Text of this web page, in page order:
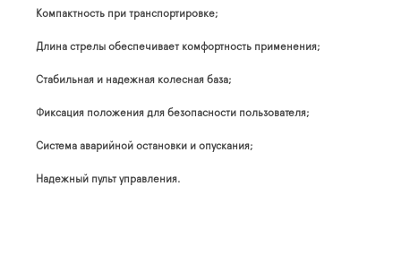
Компактность при транспортировке;
Длина стрелы обеспечивает комфортность применения;
Стабильная и надежная колесная база;
Фиксация положения для безопасности пользователя;
Система аварийной остановки и опускания;
Надежный пульт управления.